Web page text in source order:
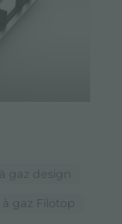
gaz design
gaz Filotop